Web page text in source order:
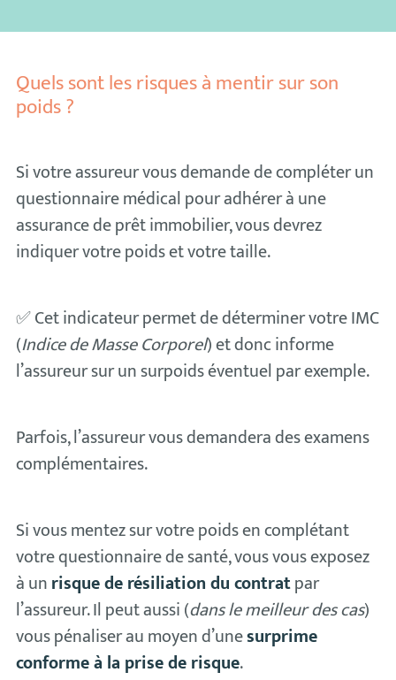
Quels sont les risques à mentir sur son
poids ?
Si votre assureur vous demande de compléter un
questionnaire médical pour adhérer à une
assurance de prêt immobilier, vous devrez
indiquer votre poids et votre taille.
✅ Cet indicateur permet de déterminer votre IMC
(Indice de Masse Corporel) et donc informe
l’assureur sur un surpoids éventuel par exemple.
Parfois, l’assureur vous demandera des examens
complémentaires.
Si vous mentez sur votre poids en complétant
votre questionnaire de santé, vous vous exposez
à unrisque de résiliation du contratpar
l’assureur. Il peut aussi (dans le meilleur des cas)
vous pénaliser au moyen d’unesurprime
conforme à la prise de risque.